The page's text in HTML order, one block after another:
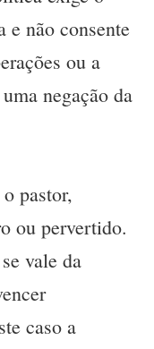
e não consente
ou a
negação da
pastor,
ou pervertido.
vale da
caso a